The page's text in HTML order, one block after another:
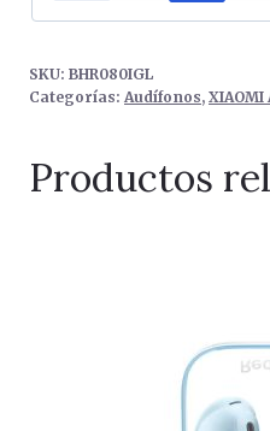
SKU: BHR080IGL
Categorías: Audífonos, XIAOMI
Productos